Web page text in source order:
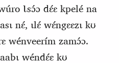
Ɩsɔ́ɔ dɛ́ɛ kpelé na
nɛ́, ɩlɛ́ wɛ́ngɛɛzɩ kʊ
wénveerím zamɔ́ɔ.
wéndɛ́ɛ kʊ